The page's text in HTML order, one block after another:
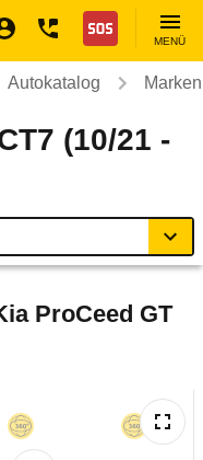
Nothilfe
MENÜ
Autokatalog
(10/21 -
ProCeed GT